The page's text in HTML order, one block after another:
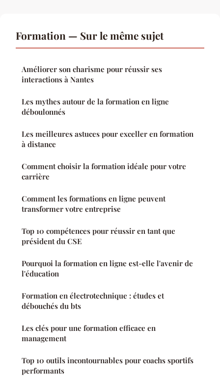
Formation — Sur le même sujet
Améliorer son charisme pour réussir ses
interactions à Nantes
Les mythes autour de la formation en ligne
déboulonnés
Les meilleures astuces pour exceller en formation
à distance
Comment choisir la formation idéale pour votre
carrière
Comment les formations en ligne peuvent
transformer votre entreprise
Top 10 compétences pour réussir en tant que
président du CSE
Pourquoi la formation en ligne est-elle l'avenir de
l'éducation
Formation en électrotechnique : études et
débouchés du bts
Les clés pour une formation efficace en
management
Top 10 outils incontournables pour coachs sportifs
performants